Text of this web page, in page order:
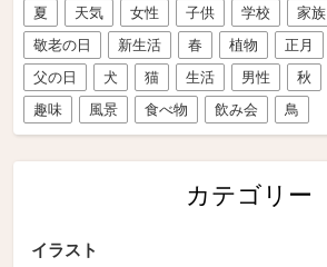
夏
天気 女性 子供 学校 家族
敬老の日
新生活 春 植物 正月
父の日
犬 猫 生活 男性 秋
趣味
風景 食べ物 飲み会 鳥
カテゴリー
イラスト